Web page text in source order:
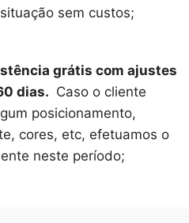
sem custos;
grátis com ajustes
dias. Caso o cliente
posicionamento,
cores, etc, efetuamos o
neste período;